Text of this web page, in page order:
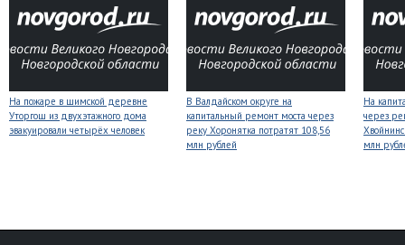
На пожаре в шимской деревне
Уторгош из двухэтажного дома
эвакуировали четырёх человек
В Валдайском округе на
капитальный ремонт моста через
реку Хоронятка потратят 108,56
млн рублей
На
через
млн